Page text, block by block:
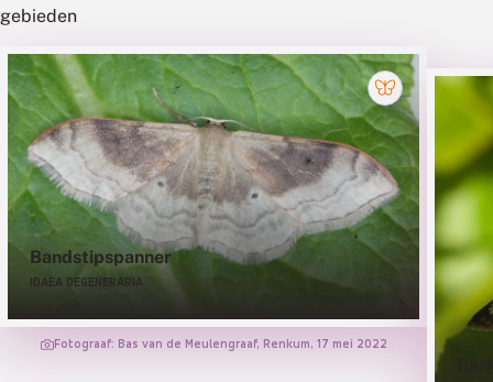
gebieden
kapvlakten
met
open
zonnige
plekken
Bandstipspanner
IDAEA DEGENERARIA
Fotograaf: Bas van de Meulengraaf, Renkum, 17 mei 2022